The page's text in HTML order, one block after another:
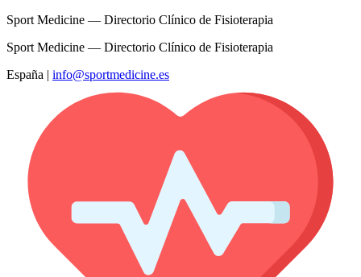
Sport Medicine — Directorio Clínico de Fisioterapia
Sport Medicine — Directorio Clínico de Fisioterapia
España | info@sportmedicine.es